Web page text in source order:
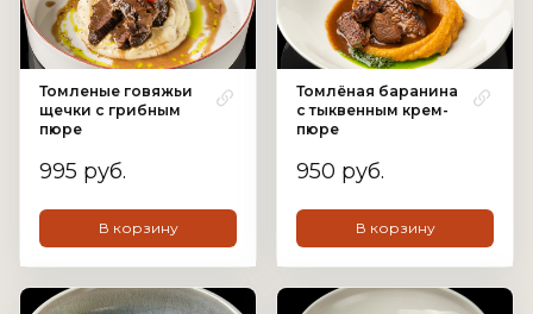
Томленые говяжьи
щечки с грибным
пюре
995 руб.
В корзину
Томлёная баранина
с тыквенным крем-
пюре
950 руб.
В корзину